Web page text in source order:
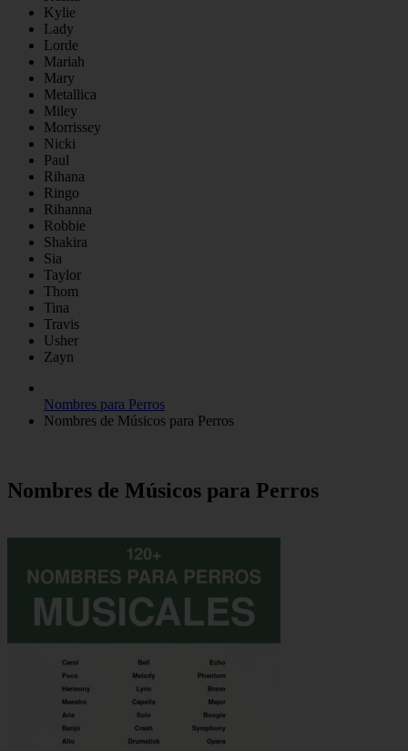
Kylie
Lady
Lorde
Mariah
Mary
Metallica
Miley
Morrissey
Nicki
Paul
Rihana
Ringo
Rihanna
Robbie
Shakira
Sia
Taylor
Thom
Tina
Travis
Usher
Zayn
Nombres para Perros
Nombres de Músicos para Perros
Nombres de Músicos para Perros